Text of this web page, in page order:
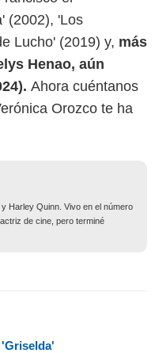
(2002), 'Los
Lucho' (2019) y, más
Henao, aún
Ahora cuéntanos
Orozco te ha
Harley Quinn. Vivo en el número
de cine, pero terminé
'Griselda'